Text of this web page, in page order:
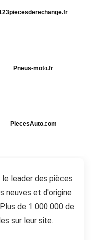
Pneus-moto.fr
PiecesAuto.com
leader des pièces
neuves et d'origine
de 1 000 000 de
sur leur site.